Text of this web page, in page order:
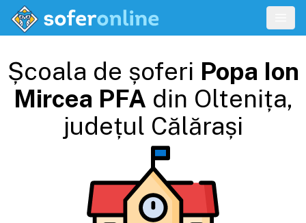
Școala de șoferi Popa Ion
Mircea PFA din Oltenița,
județul Călărași